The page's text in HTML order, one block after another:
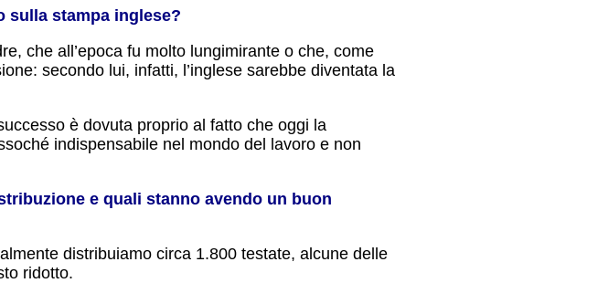
sulla stampa inglese?
che all’epoca fu molto lungimirante o che, come
secondo lui, infatti, l’inglese sarebbe diventata la
è dovuta proprio al fatto che oggi la
indispensabile nel mondo del lavoro e non
e quali stanno avendo un buon
distribuiamo circa 1.800 testate, alcune delle
ridotto.